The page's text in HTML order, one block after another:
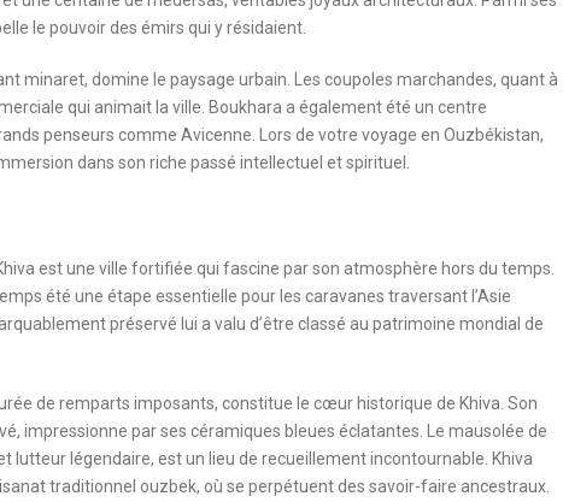
le pouvoir des émirs qui y résidaient.
minaret, domine le paysage urbain. Les coupoles marchandes, quant à
qui animait la ville. Boukhara a également été un centre
penseurs comme Avicenne. Lors de votre voyage en Ouzbékistan,
dans son riche passé intellectuel et spirituel.
est une ville fortifiée qui fascine par son atmosphère hors du temps.
été une étape essentielle pour les caravanes traversant l’Asie
préservé lui a valu d’être classé au patrimoine mondial de
de remparts imposants, constitue le cœur historique de Khiva. Son
impressionne par ses céramiques bleues éclatantes. Le mausolée de
lutteur légendaire, est un lieu de recueillement incontournable. Khiva
traditionnel ouzbek, où se perpétuent des savoir-faire ancestraux.